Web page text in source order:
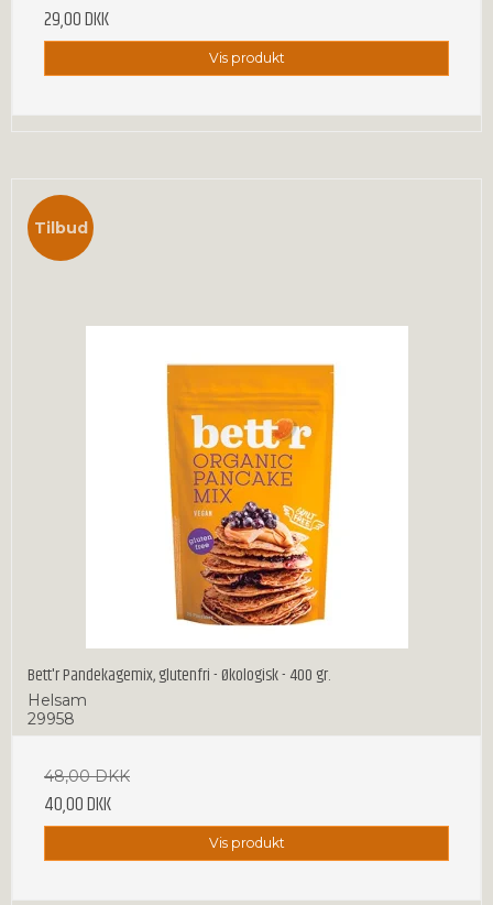
29,00 DKK
Vis produkt
Tilbud
Bett'r Pandekagemix, glutenfri - Økologisk - 400 gr.
Helsam
29958
48,00 DKK
40,00 DKK
Vis produkt